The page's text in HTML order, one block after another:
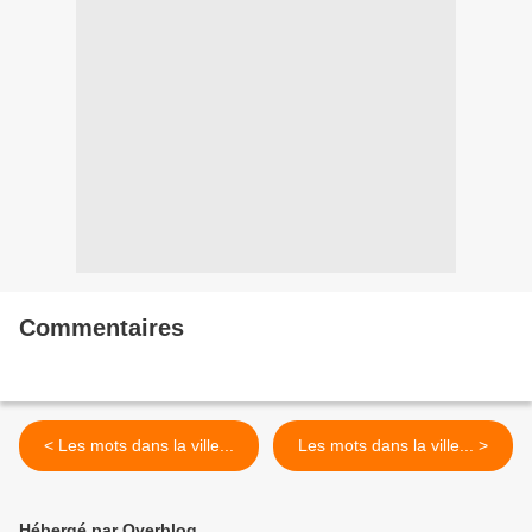
Commentaires
< Les mots dans la ville... Les mots dans la ville... >